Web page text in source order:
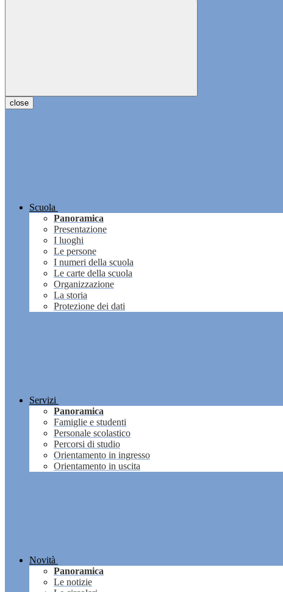
close
Scuola
Panoramica
Presentazione
I luoghi
Le persone
I numeri della scuola
Le carte della scuola
Organizzazione
La storia
Protezione dei dati
Servizi
Panoramica
Famiglie e studenti
Personale scolastico
Percorsi di studio
Orientamento in ingresso
Orientamento in uscita
Novità
Panoramica
Le notizie